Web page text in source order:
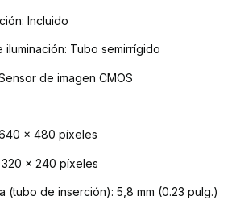
Incluido
Tubo semirrígido
de imagen CMOS
x 480 píxeles
320 x 240 píxeles
(tubo de inserción): 5,8 mm (0.23 pulg.)